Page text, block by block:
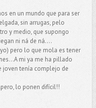
en un mundo que para ser
sin arrugas, pelo
y medio, que supongo
ni ná de ná....
pero lo que mola es tener
mi ya me ha pillado
joven tenía complejo de
lo ponen difícil!!